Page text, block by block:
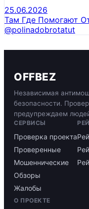
25.06.2026
Там Где Помогают
@polinadobrotatut
OFFBEZ
Независимая
безопасности.
предупреждаем
СЕРВИСЫ
Проверка проекта
Проверенные
Мошеннические
Обзоры
Жалобы
О ПРОЕКТЕ